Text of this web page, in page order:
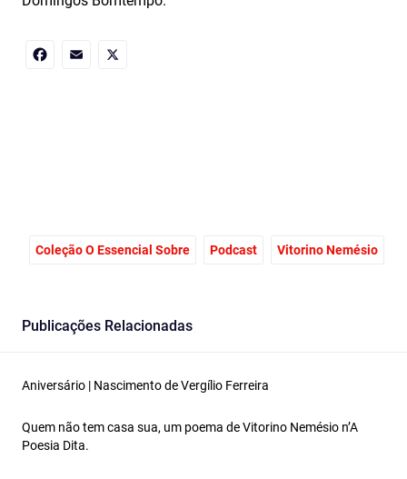
Coleção O Essencial Sobre Podcast Vitorino Nemésio
Publicações Relacionadas
Aniversário | Nascimento de Vergílio Ferreira
Quem não tem casa sua, um poema de Vitorino Nemésio n’A
Poesia Dita.